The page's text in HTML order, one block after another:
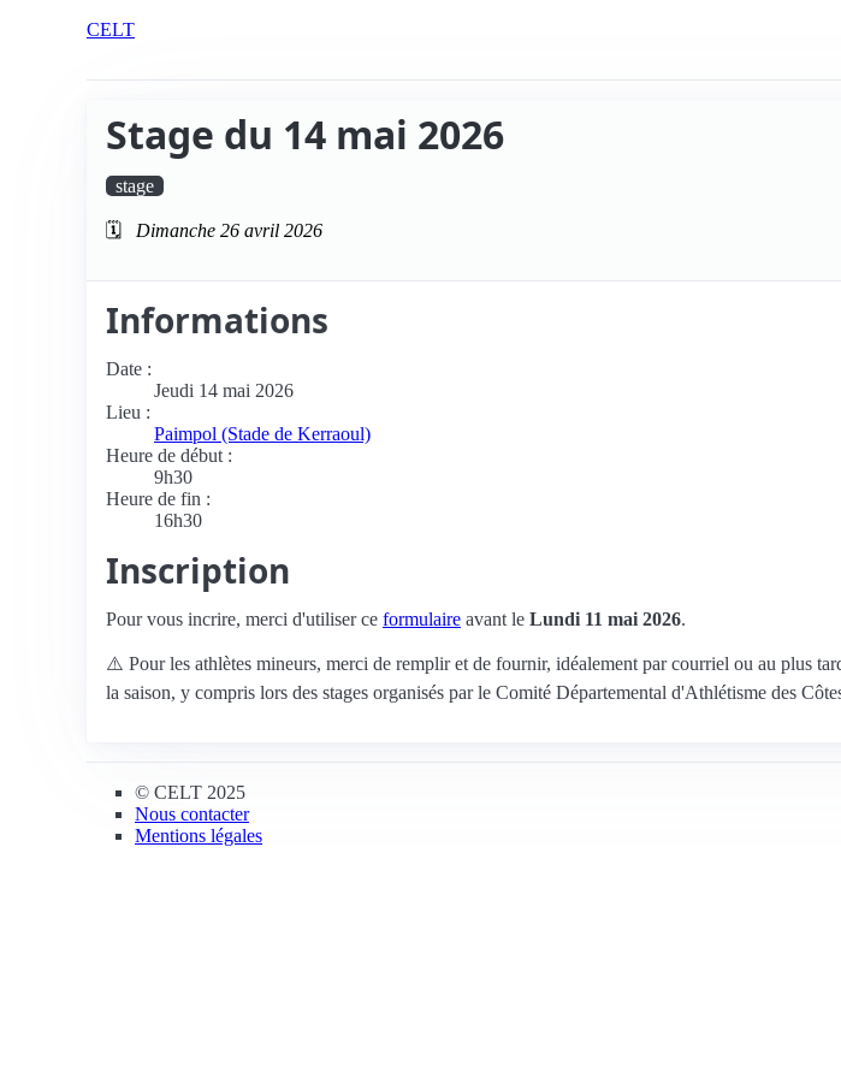
CELT
Stage du 14 mai 2026
stage
🗓️ Dimanche 26 avril 2026
Informations
Date :
Jeudi 14 mai 2026
Lieu :
Paimpol (Stade de Kerraoul)
Heure de début :
9h30
Heure de fin :
16h30
Inscription
Pour vous incrire, merci d'utiliser ce formulaire avant le Lundi 11 mai 2026.
⚠️ Pour les athlètes mineurs, merci de remplir et de fournir, idéalement par courriel ou au plus
la saison, y compris lors des stages organisés par le Comité Départemental d'Athlétisme des
© CELT 2025
Nous contacter
Mentions légales